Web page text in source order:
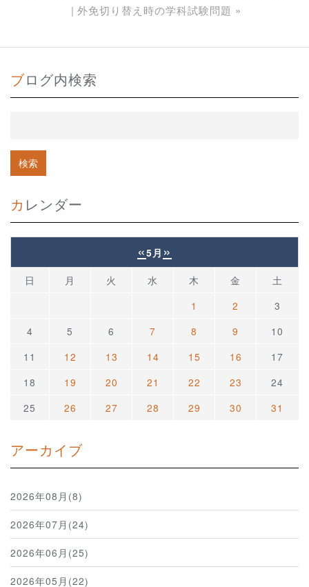
外免切り替え時の学科試験問題 »
ブログ内検索
カレンダー
«5月 »
日 月 火 水 木 金
土
1
2
3
4
5 6 7 8 9
10
11
12 13 14 15 16
17
18
19 20 21 22 23
24
25
26 27 28 29 30 31
アーカイブ
2026年08月(8)
2026年07月(24)
2026年06月(25)
2026年05月(22)